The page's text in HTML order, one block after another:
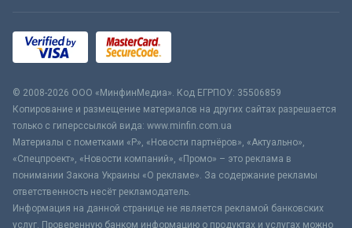
© 2008-2026 ООО «МинфинМедиа». Код ЕГРПОУ: 35506859
Копирование и размещение материалов на других сайтах разрешается
только с гиперссылкой вида: www.minfin.com.ua
Материалы с пометками «Р», «Новости партнёров», «Актуально»,
«Спецпроект», «Новости компаний», «Промо» – это реклама в
понимании Закона Украины «О рекламе». За содержание рекламы
ответственность несёт рекламодатель.
Информация на данной странице не является рекламой банковских
услуг. Проверенную банком информацию о продуктах и услугах можно